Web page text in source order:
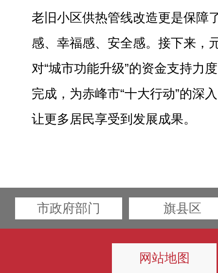
老旧小区供热管线改造更是保障
感、幸福感、安全感。接下来，
对“城市功能升级”的资金支持力
完成，为赤峰市“十大行动”的深
让更多居民享受到发展成果。
市政府部门 旗县区
网站地图